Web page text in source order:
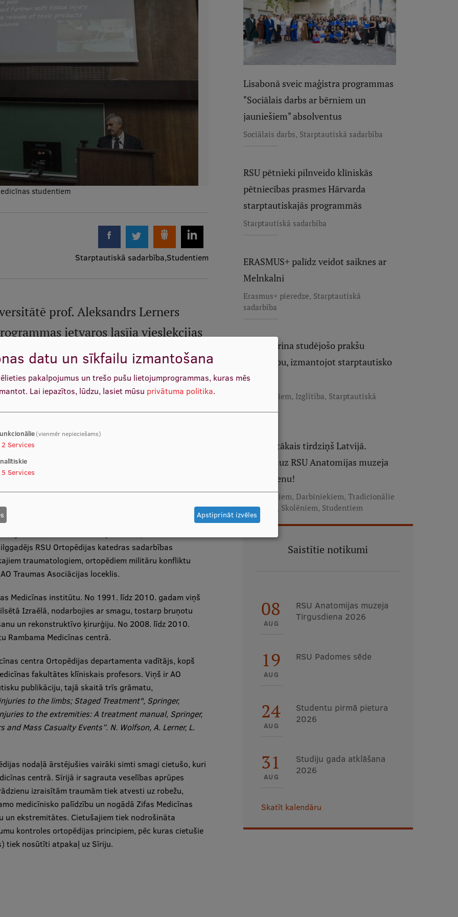
studentiem
Starptautiskā sadarbība Studentiem
prof. Aleksandrs Lerners
ietvaros lasīja vieslekcijas
ievainojumu ārstēšanu,
un par ortopēdiskajām
to limbs
Medicīnas fakultātes profesors, Zifas Medicīnas
RSU Ortopēdijas katedras sadarbības
traumatologiem, ortopēdiem militāru konfliktu
Traumas Asociācijas loceklis.
Medicīnas institūtu. No 1991. līdz 2010. gadam viņš
Izraēlā, nodarbojies ar smagu, tostarp bruņotu
un rekonstruktīvo ķirurģiju. No 2008. līdz 2010.
Rambama Medicīnas centrā.
centra Ortopēdijas departamenta vadītājs, kopš
fakultātes klīniskais profesors. Viņš ir AO
publikāciju, tajā skaitā trīs grāmatu,
to the limbs; Staged Treatment", Springer,
to the extremities: A treatment manual, Springer,
Mass Casualty Events”. N. Wolfson, A. Lerner, L.
nodaļā ārstējušies vairāki simti smagi cietušo, kuri
centrā. Sīrijā ir sagrauta veselības aprūpes
izraisītām traumām tiek atvesti uz robežu,
medicīnisko palīdzību un nogādā Zifas Medicīnas
un ekstremitātes. Cietušajiem tiek nodrošināta
kontroles ortopēdijas principiem, pēc kuras cietušie
tiek nosūtīti atpakaļ uz Sīriju.
Lisabonā sveic maģistra programmas
"Sociālais darbs ar bērniem un
jauniešiem" absolventus
Sociālais darbs, Starptautiskā sadarbība
RSU pētnieki pilnveido klīniskās
pētniecības prasmes Hārvarda
starptautiskajās programmās
Starptautiskā sadarbība
ERASMUS+ palīdz veidot saiknes ar
Melnkalni
Erasmus+ pieredze, Starptautiskā
sadarbība
RSU stiprina studējošo prakšu
pārvaldību, izmantojot starptautisko
pieredzi
Darbiniekiem, Izglītība, Starptautiskā
Neparastākais tirdziņš Latvijā.
Aicinām uz RSU Anatomijas muzeja
Tirgusdienu!
Absolventiem, Darbiniekiem, Tradicionālie
pasākumi
, Skolēniem, Studentiem
Saistītie notikumi
08
AUG
RSU Anatomijas muzeja
Tirgusdiena 2026
19
AUG
RSU Padomes sēde
24
AUG
Studentu pirmā pietura
2026
31
AUG
Studiju gada atklāšana
2026
Skatīt kalendāru
datu un sīkfailu izmantošana
pakalpojumus un trešo pušu lietojumprogrammas, kuras mēs
Lai iepazītos, lūdzu, lasiet mūsu privātuma politika.
(vienmēr nepieciešams)
2 Services
5 Services
Apstiprināt izvēles